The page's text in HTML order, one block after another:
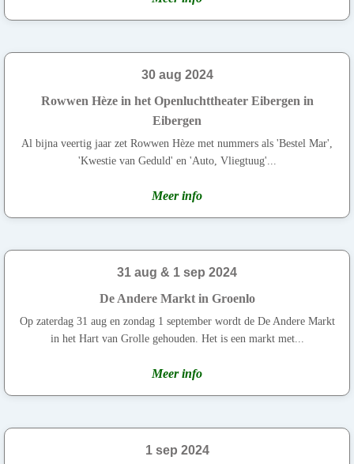
30 aug 2024
Rowwen Hèze in het Openluchttheater Eibergen in
Eibergen
Al bijna veertig jaar zet Rowwen Hèze met nummers als 'Bestel Mar',
'Kwestie van Geduld' en 'Auto, Vliegtuug'...
Meer info
31 aug & 1 sep 2024
De Andere Markt in Groenlo
Op zaterdag 31 aug en zondag 1 september wordt de De Andere Markt
in het Hart van Grolle gehouden. Het is een markt met...
Meer info
1 sep 2024